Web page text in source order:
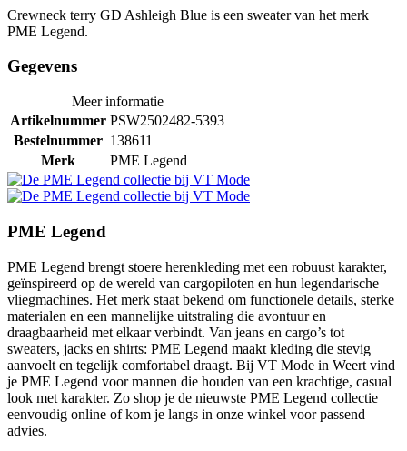
Crewneck terry GD Ashleigh Blue is een sweater van het merk
PME Legend.
Gegevens
Meer informatie
Artikelnummer PSW2502482-5393
Bestelnummer 138611
Merk
PME Legend
PME Legend
PME Legend brengt stoere herenkleding met een robuust karakter,
geïnspireerd op de wereld van cargopiloten en hun legendarische
vliegmachines. Het merk staat bekend om functionele details, sterke
materialen en een mannelijke uitstraling die avontuur en
draagbaarheid met elkaar verbindt. Van jeans en cargo’s tot
sweaters, jacks en shirts: PME Legend maakt kleding die stevig
aanvoelt en tegelijk comfortabel draagt. Bij VT Mode in Weert vind
je PME Legend voor mannen die houden van een krachtige, casual
look met karakter. Zo shop je de nieuwste PME Legend collectie
eenvoudig online of kom je langs in onze winkel voor passend
advies.